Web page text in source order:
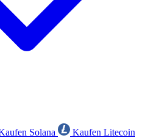
Solana
Kaufen Litecoin